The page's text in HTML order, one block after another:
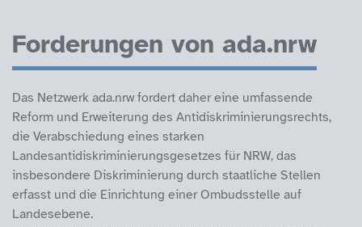
Forderungen von ada.nrw
Das Netzwerk ada.nrw fordert daher eine umfassende
Reform und Erweiterung des Antidiskriminierungsrechts,
die Verabschiedung eines starken
Landesantidiskriminierungsgesetzes für NRW, das
insbesondere Diskriminierung durch staatliche Stellen
erfasst und die Einrichtung einer Ombudsstelle auf
Landesebene.